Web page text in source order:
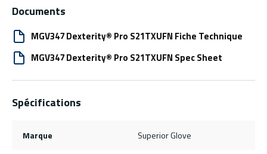
Documents
MGV347 Dexterity® Pro S21TXUFN Fiche Technique
MGV347 Dexterity® Pro S21TXUFN Spec Sheet
Spécifications
Marque Superior Glove